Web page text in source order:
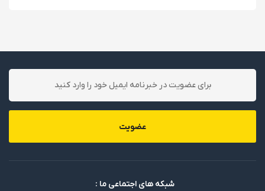
عضویت
شبکه های اجتماعی ما :